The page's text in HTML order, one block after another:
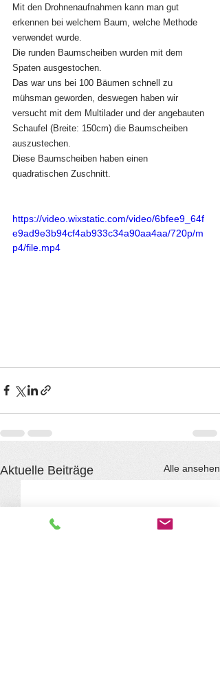
Mit den Drohnenaufnahmen kann man gut
erkennen bei welchem Baum, welche Methode
verwendet wurde.
Die runden Baumscheiben wurden mit dem
Spaten ausgestochen.
Das war uns bei 100 Bäumen schnell zu
mühsman geworden, deswegen haben wir
versucht mit dem Multilader und der angebauten
Schaufel (Breite: 150cm) die Baumscheiben
auszustechen.
Diese Baumscheiben haben einen
quadratischen Zuschnitt.
https://video.wixstatic.com/video/6bfee9_64f
e9ad9e3b94cf4ab933c34a90aa4aa/720p/m
p4/file.mp4
Aktuelle Beiträge Alle ansehen